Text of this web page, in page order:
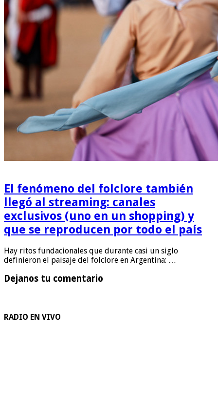
El fenómeno del folclore también
llegó al streaming: canales
exclusivos (uno en un shopping) y
que se reproducen por todo el país
Hay ritos fundacionales que durante casi un siglo
definieron el paisaje del folclore en Argentina: …
Dejanos tu comentario
RADIO EN VIVO